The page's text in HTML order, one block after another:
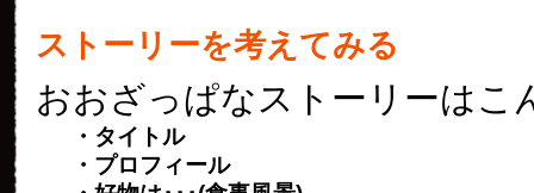
ストーリーを考えてみる
おおざっぱなストーリーはこ
・タイトル
・プロフィール